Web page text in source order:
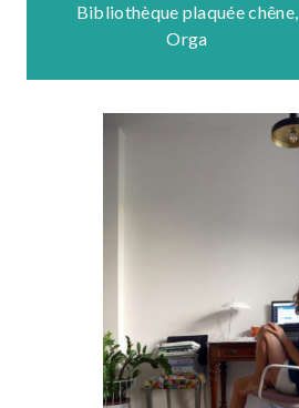
Bibliothèque plaquée chêne,
Orga